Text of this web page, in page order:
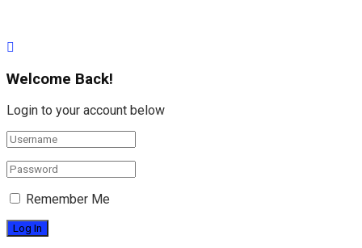
Welcome Back!
Login to your account below
Remember Me